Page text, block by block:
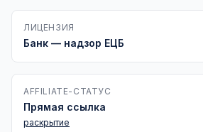
ЛИЦЕНЗИЯ
Банк — надзор ЕЦБ
AFFILIATE-СТАТУС
Прямая ссылка
раскрытие